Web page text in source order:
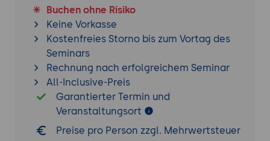
Azure Arc-Konzept: Azure-Ressourcen-
Verwaltung für Nicht-Azure-Ressourcen
(On-Premises-Server, andere Clouds,
Edge-Geräte).
Arc-fähige Services: Server, Kubernetes,
SQL Server, Data Services, App Services.
Konnektivität: Arc-Agent, Outbound-only-
Verbindungen, Proxy-Setup, Disconnected-
Mode.
Buchen ohne Risiko
Keine Vorkasse
Kostenfreies Storno bis zum Vortag des
Seminars
Rechnung nach erfolgreichem Seminar
All-Inclusive-Preis
Garantierter Termin und
Veranstaltungsort
Preise pro Person zzgl. Mehrwertsteuer